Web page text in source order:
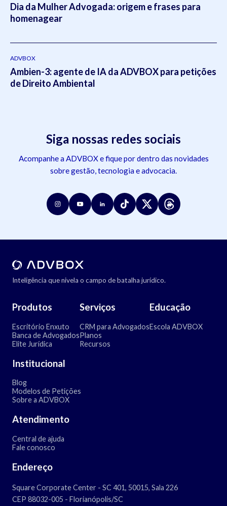
Dia da Mulher Advogada: origem e frases para
homenagear
ADVBOX
Ambien-3: agente de IA da ADVBOX para petições
de Direito Ambiental
Siga nossas redes sociais
Acompanhe a ADVBOX e fique por dentro das novidades
sobre gestão, tecnologia e advocacia.
Inteligência que nivela o campo de batalha jurídico.
Produtos
Escritório Enxuto
Banca de Advogados
Elite Jurídica
Serviços
CRM para Advogados
Planos
Recursos
Educação
Escola ADVBOX
Institucional
Blog
Modelos de Petições
Sobre a ADVBOX
Atendimento
Central de ajuda
Fale conosco
Endereço
Square Corporate Center - SC 401, 50015, Sala 226
CEP 88032-005 - Florianópolis/SC